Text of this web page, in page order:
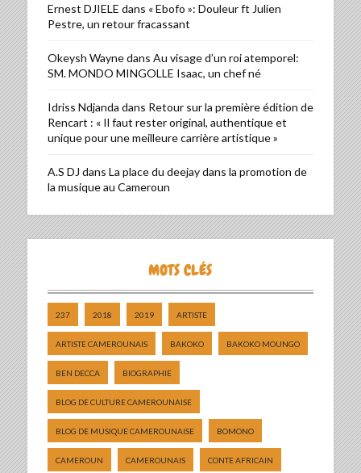
Ernest DJIELE dans « Ebofo »: Douleur ft Julien
Pestre, un retour fracassant
Okeysh Waynedans Au visage d’un roi atemporel:
SM. MONDO MINGOLLE Isaac, un chef né
Idriss Ndjanda dans Retour sur la première édition de
Rencart : « Il faut rester original, authentique et
unique pour une meilleure carrière artistique »
A.S DJ dans La place du deejay dans la promotion de
la musique au Cameroun
MOTS CLÉS
237 2018 2019 ARTISTE
ARTISTE CAMEROUNAIS BAKOKO BAKOKO MOUNGO
BEN DECCA BIOGRAPHIE
BLOG DE CULTURE CAMEROUNAISE
BLOG DE MUSIQUE CAMEROUNAISE BOMONO
CAMEROUN CAMEROUNAIS CONTE AFRICAIN